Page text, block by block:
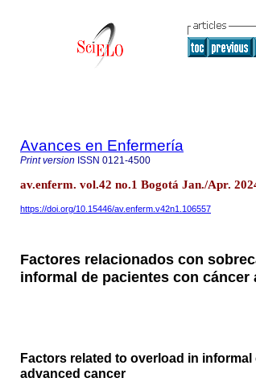
Avances en Enfermería
Print version ISSN 0121-4500
av.enferm. vol.42 no.1 Bogotá Jan./Apr.
https://doi.org/10.15446/av.enferm.v42n1.106557
Factores relacionados con
informal de pacientes con cáncer
Factors related to overload in
advanced cancer